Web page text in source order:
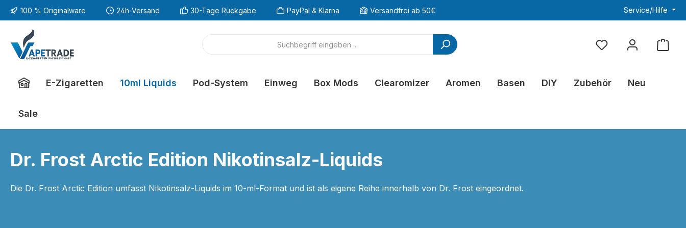
Hauptinhalt springen
Zur Suche springen
Zur Hauptnavigation springen
100 % Originalware 24h-Versand 30-Tage Rückgabe PayPal & Klarna Versandfrei ab 50€ Service/Hilfe
Du hast 0 Produkte
E-Zigaretten 10ml Liquids Pod-System Einweg Box Mods Clearomizer Aromen Basen DIY Zubehör Neu
Sale
Dr. Frost Arctic Edition Nikotinsalz-Liquids
Die Dr. Frost Arctic Edition umfasst Nikotinsalz-Liquids im 10-ml-Format und ist als eigene Reihe innerhalb von Dr. Frost eingeordnet.